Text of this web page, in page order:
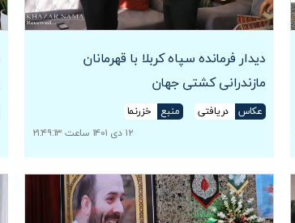
دیدار فرمانده سپاه کربلا با قهرمانان
مازندرانی کشتی جهان
عکاس دریافتی منبع
خزرنما
۱۲ دی ۱۴۰۱ ساعت ۲۱:۴۹:۱۳